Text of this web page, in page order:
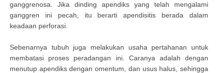
ganggrenosa. Jika dinding apendiks yang telah mengalami
ganggren ini pecah, itu berarti apendisitis berada dalam
keadaan perforasi.
Sebenarnya tubuh juga melakukan usaha pertahanan untuk
membatasi proses peradangan ini. Caranya adalah dengan
menutup apendiks dengan omentum, dan usus halus, sehingga